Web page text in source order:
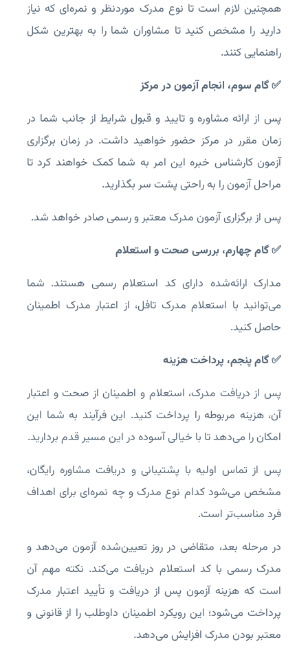
همچنین لازم است تا نوع مدرک موردنظر و نمره‌ای که نیاز
دارید را مشخص کنید تا مشاوران شما را به بهترین شکل
راهنمایی کنند.
✅ گام سوم، انجام آزمون در مرکز
پس از ارائه مشاوره و تایید و قبول شرایط از جانب شما در
زمان مقرر در مرکز حضور خواهید داشت. در زمان برگزاری
آزمون کارشناس خبره این امر به شما کمک خواهند کرد تا
مراحل آزمون را به راحتی پشت سر بگذارید.
پس از برگزاری آزمون مدرک معتبر و رسمی صادر خواهد شد.
✅ گام چهارم، بررسی صحت و استعلام
مدارک ارائه‌شده دارای کد استعلام رسمی هستند. شما
می‌توانید با استعلام مدرک تافل، از اعتبار مدرک اطمینان
حاصل کنید.
✅ گام پنجم، پرداخت هزینه
پس از دریافت مدرک، استعلام و اطمینان از صحت و اعتبار
آن، هزینه مربوطه را پرداخت کنید. این فرآیند به شما این
امکان را می‌دهد تا با خیالی آسوده در این مسیر قدم بردارید.
پس از تماس اولیه با پشتیبانی و دریافت مشاوره رایگان،
مشخص می‌شود کدام نوع مدرک و چه نمره‌ای برای اهداف
فرد مناسب‌تر است.
در مرحله بعد، متقاضی در روز تعیین‌شده آزمون می‌دهد و
مدرک رسمی با کد استعلام دریافت می‌کند. نکته مهم آن
است که هزینه آزمون پس از دریافت و تأیید اعتبار مدرک
پرداخت می‌شود؛ این رویکرد اطمینان داوطلب را از قانونی و
معتبر بودن مدرک افزایش می‌دهد.